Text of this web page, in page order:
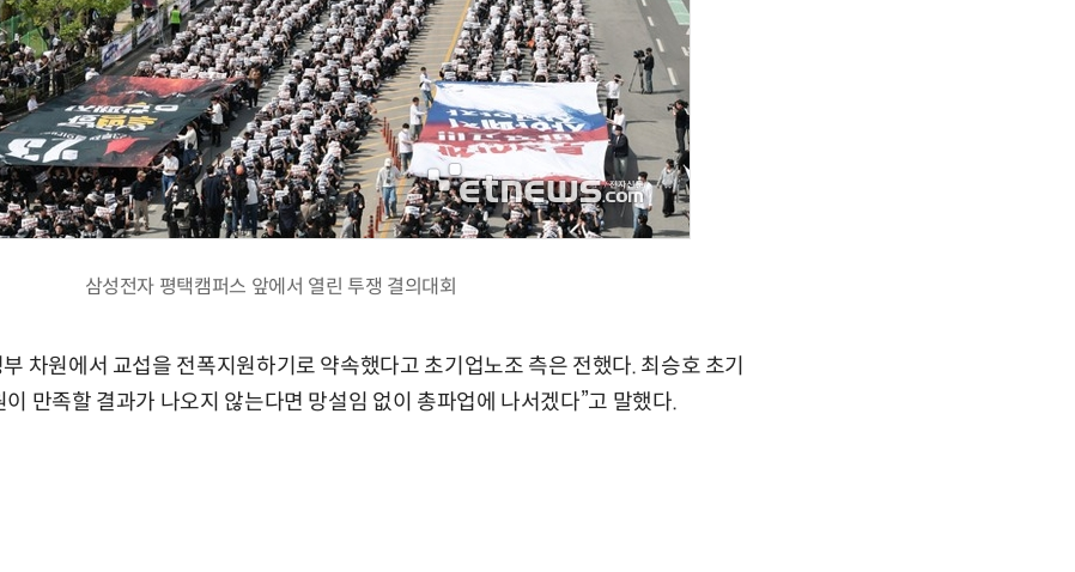
삼성전자 평택캠퍼스 앞에서 열린 투쟁 결의대회
차원에서 교섭을 전폭지원하기로 약속했다고 초기업노조 측은 전했다. 최승호 초기
만족할 결과가 나오지 않는다면 망설임 없이 총파업에 나서겠다”고 말했다.